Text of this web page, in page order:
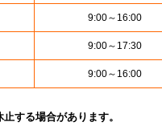
9:00～16:00
9:00～17:30
9:00～16:00
する場合があります。